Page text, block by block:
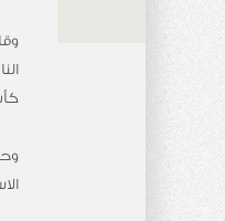
كأس الاتحاد في